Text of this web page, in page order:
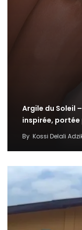
Argile du Soleil
inspirée, portée
By Kossi Delali